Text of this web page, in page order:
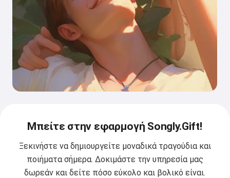
Μπείτε στην εφαρμογή Songly.Gift!
Ξεκινήστε να δημιουργείτε μοναδικά τραγούδια και
ποιήματα σήμερα. Δοκιμάστε την υπηρεσία μας
δωρεάν και δείτε πόσο εύκολο και βολικό είναι.